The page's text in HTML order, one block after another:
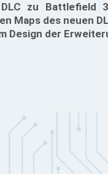
zu Battlefield
Maps des neuen
Design der